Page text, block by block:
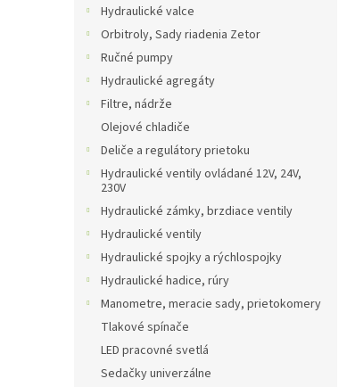
Hydraulické valce
Orbitroly, Sady riadenia Zetor
Ručné pumpy
Hydraulické agregáty
Filtre, nádrže
Olejové chladiče
Deliče a regulátory prietoku
Hydraulické ventily ovládané 12V, 24V,
230V
Hydraulické zámky, brzdiace ventily
Hydraulické ventily
Hydraulické spojky a rýchlospojky
Hydraulické hadice, rúry
Manometre, meracie sady, prietokomery
Tlakové spínače
LED pracovné svetlá
Sedačky univerzálne